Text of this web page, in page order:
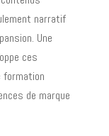
narratif
Une
ces
formation
de marque